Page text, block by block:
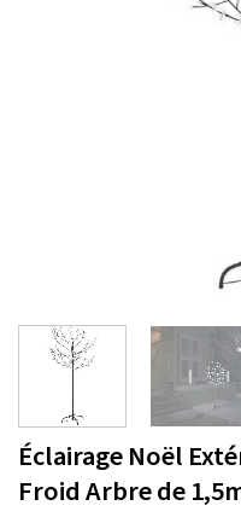
Éclairage Noël
Froid Arbre de